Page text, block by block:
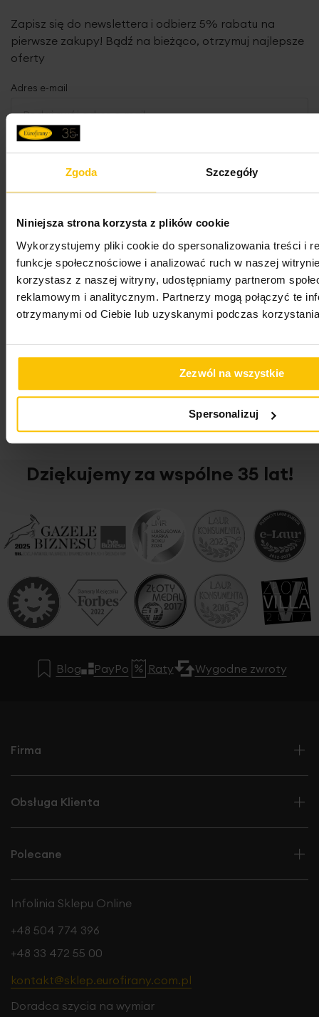
Zgoda Szczegóły
Niniejsza strona korzysta z plików cookie
Wykorzystujemy pliki cookie do spersonalizowania treści i
funkcje społecznościowe i analizować ruch w naszej
korzystasz z naszej witryny, udostępniamy partnerom
reklamowym i analitycznym. Partnerzy mogą połączyć te
otrzymanymi od Ciebie lub uzyskanymi podczas
Zezwól na wszystkie
Spersonalizuj
Zapisz się do newslettera i odbierz 5% rabatu na
pierwsze zakupy! Bądź na bieżąco, otrzymuj najlepsze
oferty
Adres e-mail
Oświadczam, że zapoznałem/zapoznałam się z
treściąRegulaminu newslettera orazPolityką
Prywatności.
Wyrażam zgodę na przesyłanie przez
siedzibą w Żywcu na mój adres e-mail imiennych
wiadomości zawierających w szczególności
informacje o nowościach, promocjach,
wyprzedażach i innych ofertach specjalnych oraz
o konkursach, najnowszych trendach i
aktualnych wydarzeniach dotyczących marki
Dziękujemy za wspólne 35 lat!
Blog PayPo Raty Wygodne zwroty
Firma
Obsługa Klienta
Polecane
Infolinia Sklepu Online
+48 504 774 396
+48 33 472 55 00
kontakt@sklep.eurofirany.com.pl
Doradca szycia na wymiar